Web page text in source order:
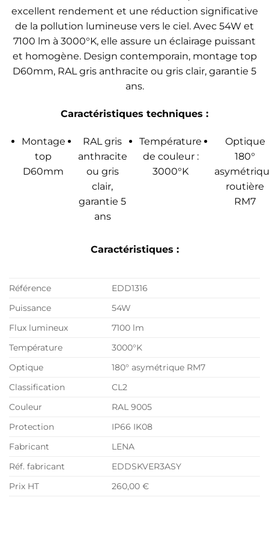
excellent rendement et une réduction significative
de la pollution lumineuse vers le ciel. Avec 54W et
7100 lm à 3000°K, elle assure un éclairage puissant
et homogène. Design contemporain, montage top
D60mm, RAL gris anthracite ou gris clair, garantie 5
ans.
Caractéristiques techniques :
Montage
top
D60mm
RAL gris
anthracite
ou gris
clair,
garantie 5
ans
Température
de couleur :
3000°K
Optique
180°
routière
RM7
Caractéristiques :
Référence
EDD1316
Puissance
54W
Flux lumineux
7100 lm
Température
3000°K
Optique
180° asymétrique RM7
Classification
CL2
Couleur
RAL 9005
Protection
IP66 IK08
Fabricant
LENA
Réf. fabricant
EDDSKVER3ASY
Prix HT
260,00 €